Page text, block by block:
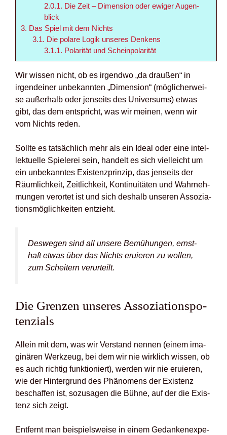
2.0.1. Die Zeit – Dimen­si­on oder ewi­ger Augen­
blick
3. Das Spiel mit dem Nichts
3.1. Die pola­re Logik unse­res Den­kens
3.1.1. Pola­ri­tät und Schein­po­la­ri­tät
Wir wis­sen nicht, ob es irgend­wo „da drau­ßen“ in
irgend­ei­ner unbe­kann­ten „Dimen­si­on“ (mög­li­cher­wei­
se außer­halb oder jen­seits des Uni­ver­sums) etwas
gibt, das dem ent­spricht, was wir mei­nen, wenn wir
vom Nichts reden.
Soll­te es tat­säch­lich mehr als ein Ide­al oder eine intel­
lek­tu­el­le Spie­le­rei sein, han­delt es sich viel­leicht um
ein unbe­kann­tes Exis­tenz­prin­zip, das jen­seits der
Räum­lich­keit, Zeit­lich­keit, Kon­ti­nui­tä­ten und Wahr­neh­
mun­gen ver­or­tet ist und sich des­halb unse­ren Asso­zia­
ti­ons­mög­lich­kei­ten ent­zieht.
Des­we­gen sind all unse­re Bemü­hun­gen, ernst­
haftetwas über das Nichts eru­ie­ren zu wol­len,
zum Schei­tern ver­ur­teilt.
Die Gren­zen unse­res Asso­zia­ti­ons­po­
ten­zi­als
Allein mit dem, was wir Ver­stand nen­nen (einem ima­
gi­nä­ren Werk­zeug, bei dem wir nie wirk­lich wis­sen, ob
es auch rich­tig funk­tio­niert), wer­den wir nie eru­ie­ren,
wie der Hin­ter­grund des Phä­no­mens der Exis­tenz
beschaf­fen ist, sozu­sa­gen die Büh­ne, auf der die Exis­
tenz sich zeigt.
Ent­fernt man bei­spiels­wei­se in einem Gedan­ken­ex­pe­